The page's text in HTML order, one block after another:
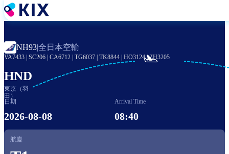
移
至
內
容
NH93|全日本空輸
VA7433 SC206 CA6712 TG6037 TK8844 HO3124 |ZH3205
HND
東京（羽
田）

日期
2026-08-08
Arrival Time
08:40
航廈